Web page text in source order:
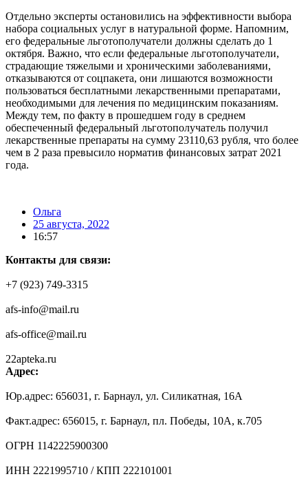
Отдельно эксперты остановились на эффективности выбора
набора социальных услуг в натуральной форме. Напомним,
его федеральные льготополучатели должны сделать до 1
октября. Важно, что если федеральные льготополучатели,
страдающие тяжелыми и хроническими заболеваниями,
отказываются от соцпакета, они лишаются возможности
пользоваться бесплатными лекарственными препаратами,
необходимыми для лечения по медицинским показаниям.
Между тем, по факту в прошедшем году в среднем
обеспеченный федеральный льготополучатель получил
лекарственные препараты на сумму 23110,63 рубля, что более
чем в 2 раза превысило норматив финансовых затрат 2021
года.
Ольга
25 августа, 2022
16:57
Контакты для связи:
+7 (923) 749-3315
afs-info@mail.ru
afs-office@mail.ru
22apteka.ru
Адрес:
Юр.адрес: 656031, г. Барнаул, ул. Силикатная, 16А
Факт.адрес: 656015, г. Барнаул, пл. Победы, 10А, к.705
ОГРН 1142225900300
ИНН 2221995710 / КПП 222101001